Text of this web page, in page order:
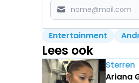
Entertainment
Lees ook
Sterren
Ariana